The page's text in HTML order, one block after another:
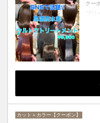
クー
ブ
イ
カット＋カラー【クーポン】